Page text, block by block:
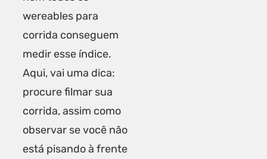
wereables para
corrida conseguem
medir esse índice.
Aqui, vai uma dica:
procure filmar sua
corrida, assim como
observar se você não
está pisando à frente